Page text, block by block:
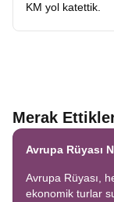
KM yol katettik.
Merak
Avrupa Rüyası
Avrupa Rüyası,
ekonomik turlar